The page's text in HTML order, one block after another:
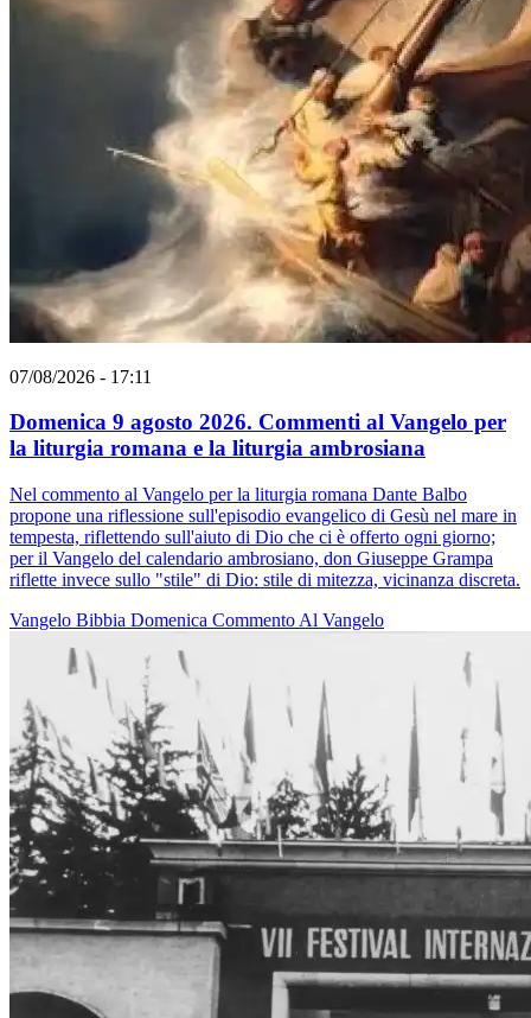
07/08/2026 - 17:11
Domenica 9 agosto 2026. Commenti al Vangelo per
la liturgia romana e la liturgia ambrosiana
Nel commento al Vangelo per la liturgia romana Dante Balbo
propone una riflessione sull'episodio evangelico di Gesù nel mare in
tempesta, riflettendo sull'aiuto di Dio che ci è offerto ogni giorno;
per il Vangelo del calendario ambrosiano, don Giuseppe Grampa
riflette invece sullo "stile" di Dio: stile di mitezza, vicinanza discreta.
Vangelo Bibbia Domenica Commento Al Vangelo